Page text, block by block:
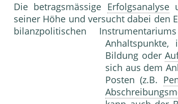
Die betragsmässige Erfolgsanalyse
seiner Höhe und versucht dabei den
bilanzpolitischen
Bildung oder
sich aus dem
Posten (z.B.